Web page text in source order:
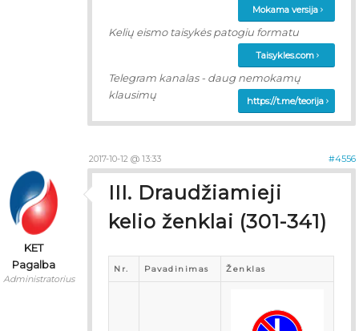
Mokama versija
Kelių eismo taisykės patogiu formatu
Taisykles.com
Telegram kanalas - daug nemokamų
klausimų
https://t.me/teorija
2017-10-12 @ 13:33 #4556
KET
Pagalba
Administratorius
III. Draudžiamieji
kelio ženklai (301-341)
Nr. Pavadinimas Ženklas